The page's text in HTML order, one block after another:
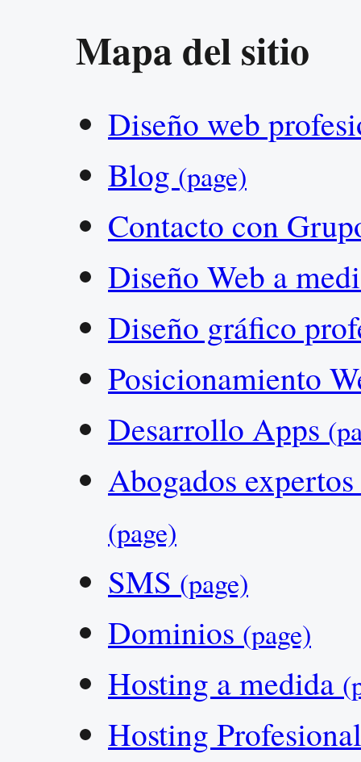
Mapa del sitio
Diseño web
Blog (page)
Contacto con
Diseño Web a
Diseño gráfico
Posicionamiento
Desarrollo Apps
Abogados
(page)
SMS (page)
Dominios (page)
Hosting a medida
Hosting